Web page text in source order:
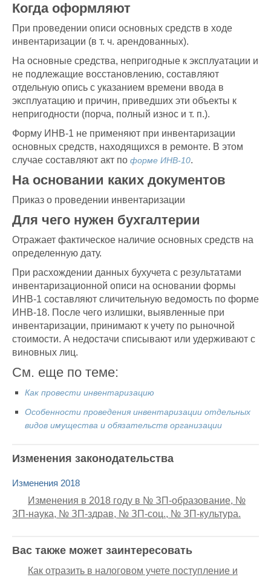
Когда оформляют
При проведении описи основных средств в ходе
инвентаризации (в т. ч. арендованных).
На основные средства, непригодные к эксплуатации и
не подлежащие восстановлению, составляют
отдельную опись с указанием времени ввода в
эксплуатацию и причин, приведших эти объекты к
непригодности (порча, полный износ и т. п.).
Форму ИНВ-1 не применяют при инвентаризации
основных средств, находящихся в ремонте. В этом
случае составляют акт по форме ИНВ-10.
На основании каких документов
Приказ о проведении инвентаризации
Для чего нужен бухгалтерии
Отражает фактическое наличие основных средств на
определенную дату.
При расхождении данных бухучета с результатами
инвентаризационной описи на основании формы
ИНВ-1 составляют сличительную ведомость по форме
ИНВ-18. После чего излишки, выявленные при
инвентаризации, принимают к учету по рыночной
стоимости. А недостачи списывают или удерживают с
виновных лиц.
См. еще по теме:
Как провести инвентаризацию
Особенности проведения инвентаризации отдельных
видов имущества и обязательств организации
Изменения законодательства
Изменения 2018
Изменения в 2018 году в № ЗП-образование, №
ЗП-наука, № ЗП-здрав, № ЗП-соц., № ЗП-культура.
Вас также может заинтересовать
Как отразить в налоговом учете поступление и